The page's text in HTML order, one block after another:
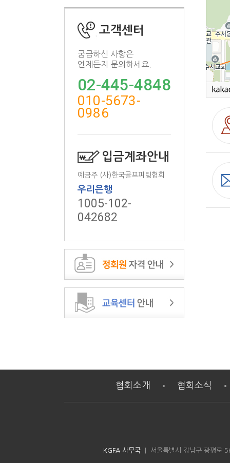
고객센터
궁금하신 사항은
언제든지 문의하세요.
02-445-4848
010-5673-
0986
입금계좌안내
예금주 (사)한국골프피팅협회
우리은행
1005-102-
042682
협회소개 협회소식
KGFA 사무국 | 서울특별시 강남구 광평